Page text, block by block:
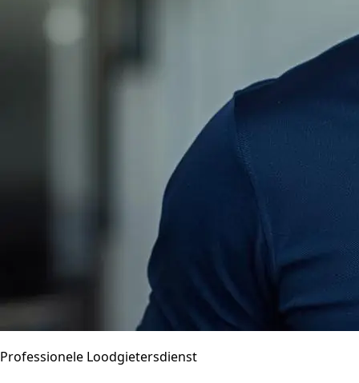
Professionele Loodgietersdienst